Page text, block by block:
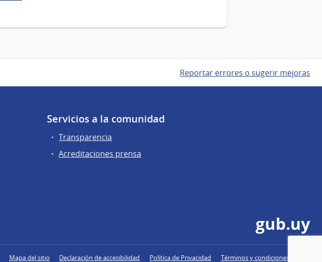
Reportar errores o sugerir mejoras
Servicios a la comunidad
Transparencia
Acreditaciones prensa
gub.uy
Mapa del sitio Declaración de accesibilidad Política de Privacidad Términos y condiciones de uso